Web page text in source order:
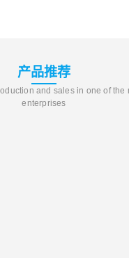
产品推荐
and sales in one of the
enterprises